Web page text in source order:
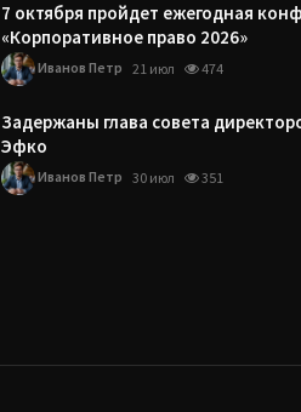
7 октября пройдет ежегодная
«Корпоративное право 2026»
Иванов Петр 21 июл 474
Задержаны глава совета
Эфко
Иванов Петр 30 июл 351